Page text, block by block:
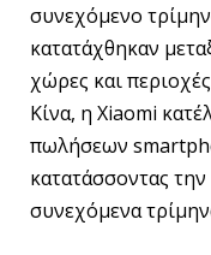
συνεχόμενο
κατατάχθηκαν
χώρες και
Κίνα, η Xiaomi
πωλήσεων
κατατάσσοντας
συνεχόμενα